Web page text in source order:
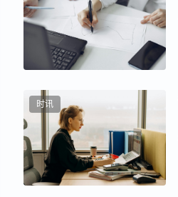
时讯